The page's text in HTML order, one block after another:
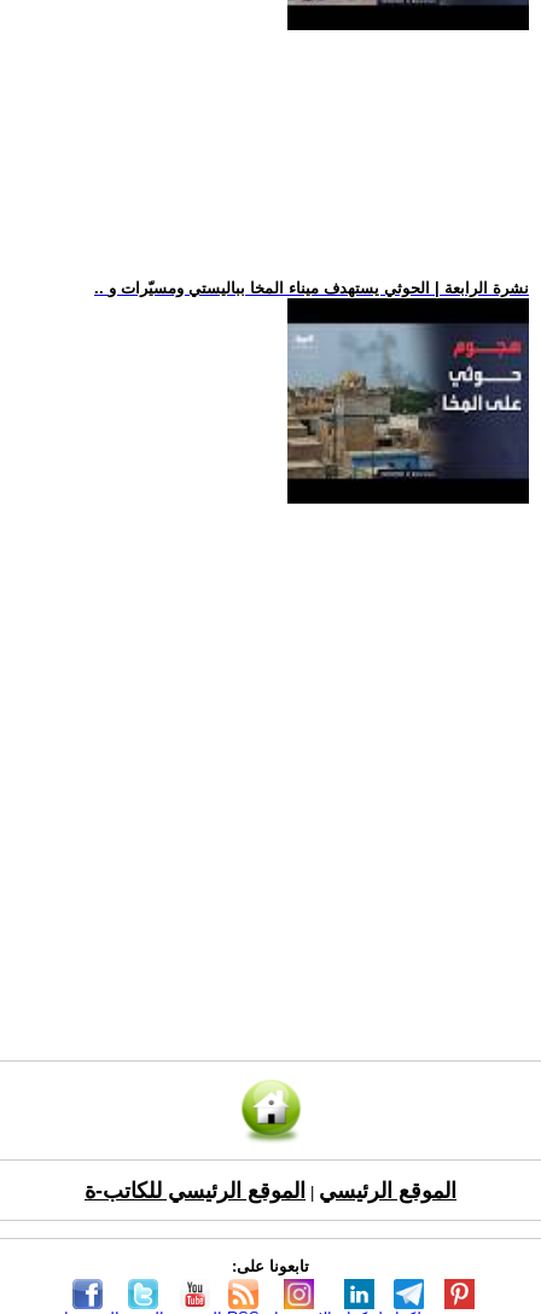
.. نشرة الرابعة | الحوثي يستهدف ميناء المخا بباليستي ومسيّرات و
الموقع الرئيسي الموقع الرئيسي للكاتب-ة
تابعونا على: